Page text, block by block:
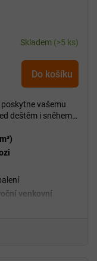
Skladem (>5 ks)
Do košíku
poskytne vašemu
deštěm i sněhem a
venkovní